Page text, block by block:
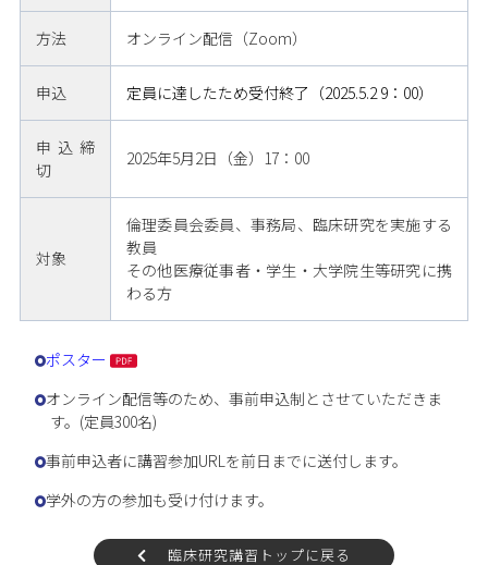
方法 オンライン配信（Zoom）
申込 定員に達したため受付終了（2025.5.2 9：00）
申込締
切
2025年5月2日（金）17：00
対象
倫理委員会委員、事務局、臨床研究を実施する
教員
その他医療従事者・学生・大学院生等研究に携
わる方
ポスター
オンライン配信等のため、事前申込制とさせていただきま
す。(定員300名)
事前申込者に講習参加URLを前日までに送付します。
学外の方の参加も受け付けます。
臨床研究講習トップに戻る